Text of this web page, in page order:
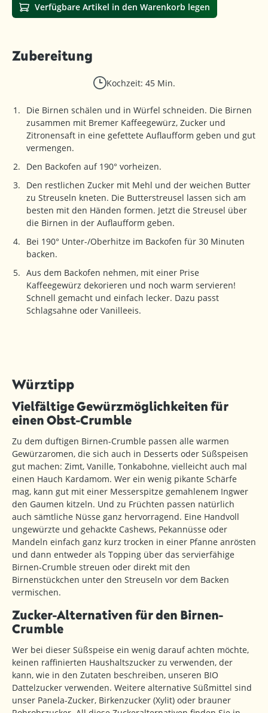
Verfügbare Artikel in den Warenkorb legen
Zubereitung
Kochzeit: 45 Min.
Die Birnen schälen und in Würfel schneiden. Die Birnen
zusammen mit Bremer Kaffeegewürz, Zucker und
Zitronensaft in eine gefettete Auflaufform geben und gut
vermengen.
Den Backofen auf 190° vorheizen.
Den restlichen Zucker mit Mehl und der weichen Butter
zu Streuseln kneten. Die Butterstreusel lassen sich am
besten mit den Händen formen. Jetzt die Streusel über
die Birnen in der Auflaufform geben.
Bei 190° Unter-/Oberhitze im Backofen für 30 Minuten
backen.
Aus dem Backofen nehmen, mit einer Prise
Kaffeegewürz dekorieren und noch warm servieren!
Schnell gemacht und einfach lecker. Dazu passt
Schlagsahne oder Vanilleeis.
Würztipp
Vielfältige Gewürzmöglichkeiten für
einen Obst-Crumble
Zu dem duftigen Birnen-Crumble passen alle warmen
Gewürzaromen, die sich auch in Desserts oder Süßspeisen
gut machen: Zimt, Vanille, Tonkabohne, vielleicht auch mal
einen Hauch Kardamom. Wer ein wenig pikante Schärfe
mag, kann gut mit einer Messerspitze gemahlenem Ingwer
den Gaumen kitzeln. Und zu Früchten passen natürlich
auch sämtliche Nüsse ganz hervorragend. Eine Handvoll
ungewürzte und gehackte Cashews, Pekannüsse oder
Mandeln einfach ganz kurz trocken in einer Pfanne anrösten
und dann entweder als Topping über das servierfähige
Birnen-Crumble streuen oder direkt mit den
Birnenstückchen unter den Streuseln vor dem Backen
vermischen.
Zucker-Alternativen für den Birnen-
Crumble
Wer bei dieser Süßspeise ein wenig darauf achten möchte,
keinen raffinierten Haushaltszucker zu verwenden, der
kann, wie in den Zutaten beschreiben, unseren BIO
Dattelzucker verwenden. Weitere alternative Süßmittel sind
unser Panela-Zucker, Birkenzucker (Xylit) oder brauner